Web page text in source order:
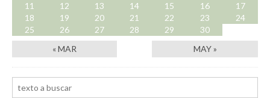
« MAR MAY »
11
12 13 14 15 16
17
18
19 20 21 22 23
24
25
26 27 28 29 30